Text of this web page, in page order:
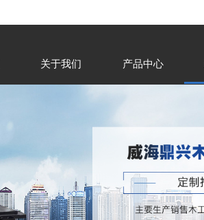
关于我们 产品中心